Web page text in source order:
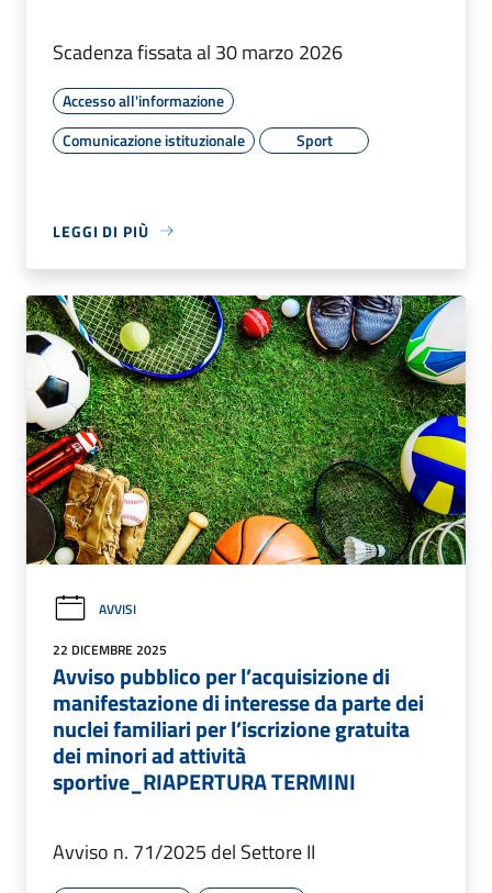
Scadenza fissata al 30 marzo 2026
Accesso all'informazione
Comunicazione istituzionale
Sport
LEGGI DI PIÙ
AVVISI
22 DICEMBRE 2025
Avviso pubblico per l’acquisizione di
manifestazione di interesse da parte dei
nuclei familiari per l’iscrizione gratuita
dei minori ad attività
sportive_RIAPERTURA TERMINI
Avviso n. 71/2025 del Settore II